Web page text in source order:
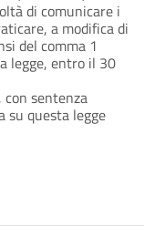
di comunicare i
a modifica di
del comma 1
legge, entro il 30
sentenza
su questa legge